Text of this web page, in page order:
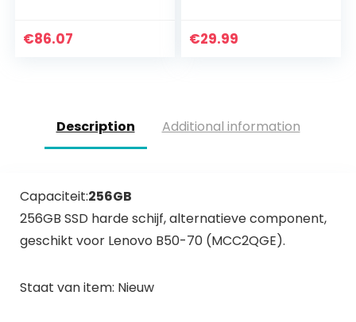
maximale
€86.07
Stick Compatibel
€29.99
Description Additional information
Capaciteit:256GB
256GB SSD harde schijf, alternatieve component,
geschikt voor Lenovo B50-70 (MCC2QGE).
Staat van item: Nieuw